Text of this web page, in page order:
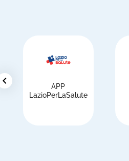
chevron_left
APP
LazioPerLaSalute